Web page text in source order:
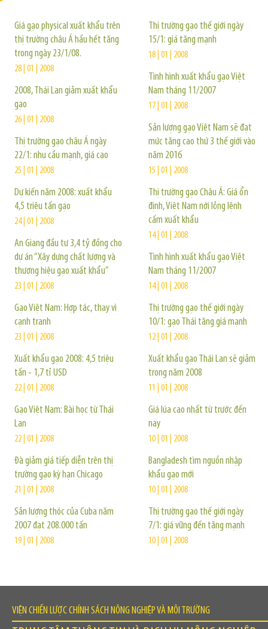
Giá gạo physical xuất khẩu trên
thị trường châu Á hầu hết tăng
trong ngày 23/1/08.
28 | 01 | 2008
2008, Thái Lan giảm xuất khẩu
gạo
26 | 01 | 2008
Thị trường gạo châu Á ngày
22/1: nhu cầu mạnh, giá cao
25 | 01 | 2008
Dự kiến năm 2008: xuất khẩu
4,5 triệu tấn gạo
24 | 01 | 2008
An Giang đầu tư 3,4 tỷ đồng cho
dự án “Xây dựng chất lượng và
thương hiệu gạo xuất khẩu”
23 | 01 | 2008
Gạo Việt Nam: Hợp tác, thay vì
cạnh tranh
23 | 01 | 2008
Xuất khẩu gạo 2008: 4,5 triệu
tấn - 1,7 tỉ USD
22 | 01 | 2008
Gạo Việt Nam: Bài học từ Thái
Lan
22 | 01 | 2008
Đà giảm giá tiếp diễn trên thị
trường gạo kỳ hạn Chicago
21 | 01 | 2008
Sản lượng thóc của Cuba năm
2007 đạt 208.000 tấn
19 | 01 | 2008
Thị trường gạo thế giới ngày
15/1: giá tăng mạnh
18 | 01 | 2008
Tình hình xuất khẩu gạo Việt
Nam tháng 11/2007
17 | 01 | 2008
Sản lượng gạo Việt Nam sẽ đạt
mức tăng cao thứ 3 thế giới vào
năm 2016
15 | 01 | 2008
Thị trường gạo Châu Á: Giá ổn
định, Việt Nam nới lỏng lệnh
cấm xuất khẩu
14 | 01 | 2008
Tình hình xuất khẩu gạo Việt
Nam tháng 11/2007
14 | 01 | 2008
Thị trường gạo thế giới ngày
10/1: gạo Thái tăng giá mạnh
12 | 01 | 2008
Xuất khẩu gạo Thái Lan sẽ giảm
trong năm 2008
11 | 01 | 2008
Giá lúa cao nhất từ trước đến
nay
10 | 01 | 2008
Bangladesh tìm nguồn nhập
khẩu gạo mới
10 | 01 | 2008
Thị trường gạo thế giới ngày
7/1: giá vững đến tăng mạnh
10 | 01 | 2008
VIỆN CHIẾN LƯỢC CHÍNH SÁCH NÔNG NGHIỆP VÀ MÔI TRƯỜNG